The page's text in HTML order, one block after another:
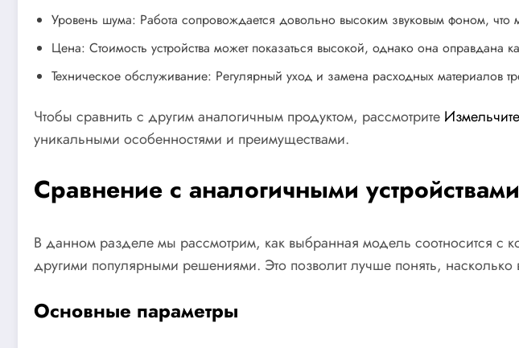
Уровень шума: Работа сопровождается довольно высоким звуковым фоном,
Цена: Стоимость устройства может показаться высокой, однако она оправдана
Техническое обслуживание: Регулярный уход и замена расходных материалов
Чтобы сравнить с другим аналогичным продуктом, рассмотрите
уникальными особенностями и преимуществами.
Сравнение с аналогичными устройствами
В данном разделе мы рассмотрим, как выбранная модель соотносится
другими популярными решениями. Это позволит лучше понять,
Основные параметры